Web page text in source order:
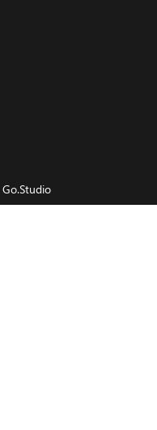
Go.Studio